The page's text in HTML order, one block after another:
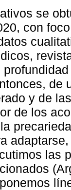
se
con
de
y de
de los
las